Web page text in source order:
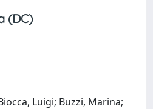
(DC)
Luigi; Buzzi, Marina;